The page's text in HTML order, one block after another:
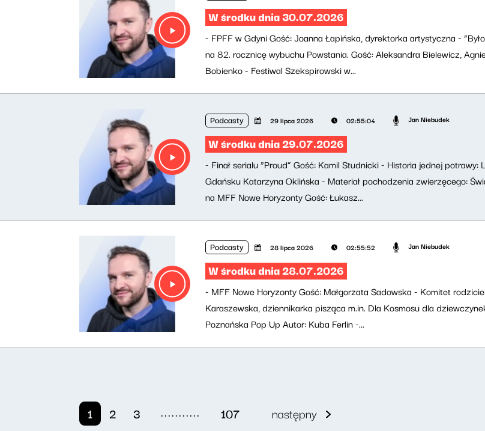
W środku dnia 30.07.2026
- FPFF w Gdyni Gość: Joanna Łapińska, dyrektorka artystyczna -
na 82. rocznicę wybuchu Powstania. Gość: Aleksandra Bielewicz,
Bobienko - Festiwal Szekspirowski w...
Podcasty 29 lipca 2026 02:55:04 Jan Niebudek
W środku dnia 29.07.2026
- Finał serialu “Proud” Gość: Kamil Studnicki - Historia jednej
Gdańsku Katarzyna Oklińska - Materiał pochodzenia zwierzęcego:
na MFF Nowe Horyzonty Gość: Łukasz...
Podcasty 28 lipca 2026 02:55:52 Jan Niebudek
W środku dnia 28.07.2026
- MFF Nowe Horyzonty Gość: Małgorzata Sadowska - Komitet
Karaszewska, dziennikarka pisząca m.in. Dla Kosmosu dla
Poznańska Pop Up Autor: Kuba Ferlin -...
1 2 3 ........... 107 następny